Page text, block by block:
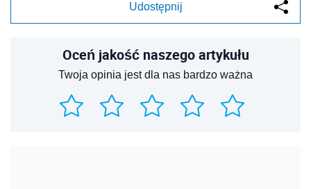
Udostępnij
Oceń jakość naszego artykułu
Twoja opinia jest dla nas bardzo ważna